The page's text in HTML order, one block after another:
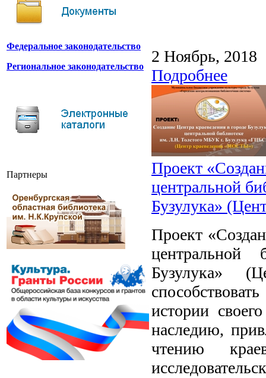
Федеральное законодательство
Региональное законодательство
Партнеры
2 Ноябрь, 2018
Подробнее
Проект
центральной
Бузулука»
Проект
Бузулука»
истории
наследию,
чтению